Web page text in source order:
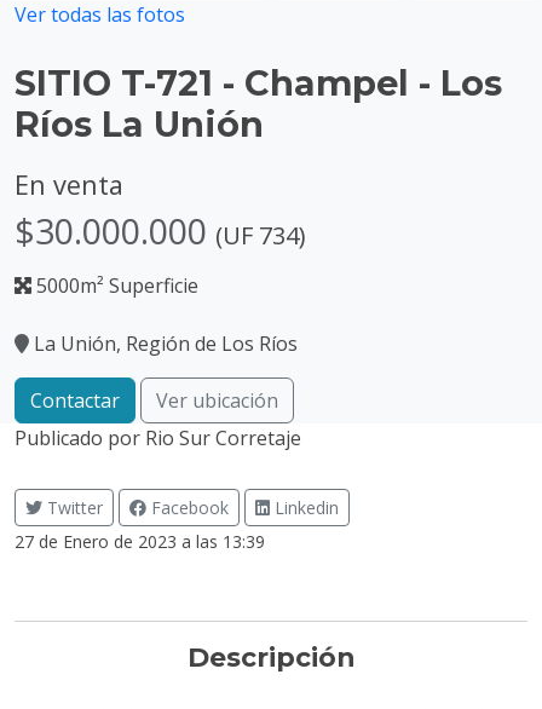
Ver todas las fotos
SITIO T-721 - Champel - Los
Ríos La Unión
En venta
$30.000.000 (UF 734)
5000m² Superficie
La Unión, Región de Los Ríos
Contactar
Ver ubicación
Publicado por Rio Sur Corretaje
Twitter Facebook
Linkedin
27 de Enero de 2023 a las 13:39
Descripción